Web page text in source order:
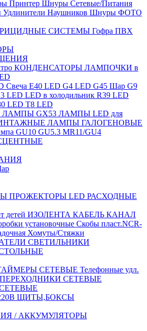
Принтер Шнуры Сетевые/Питания
Наушников Шнуры ФОТО
СИСТЕМЫ Гофра ПВХ
КОНДЕНСАТОРЫ ЛАМПОЧКИ в
Свеча E40 LED G4 LED G45 Шар G9
LED LED в холодильник R39 LED
LED T8 LED
ЛАМПЫ GX53 ЛАМПЫ LED для
ЛАМПЫ ГАЛОГЕНОВЫЕ
GU10 GU5.3 MR11/GU4
ПРОЖЕКТОРЫ LED РАСХОДНЫЕ
детей ИЗОЛЕНТА КАБЕЛЬ КАНАЛ
установочные Скобы пласт.NCR-
Хомуты/Стяжки
СВЕТИЛЬНИКИ
СЕТЕВЫЕ Телефонные удл.
СЕТЕВЫЕ
ЩИТЫ,БОКСЫ
/ АККУМУЛЯТОРЫ